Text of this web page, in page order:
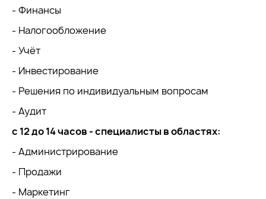
- Финансы
- Налогообложение
- Учёт
- Инвестирование
- Решения по индивидуальным вопросам
- Аудит
с 12 до 14 часов - специалисты в областях:
- Администрирование
- Продажи
- Маркетинг